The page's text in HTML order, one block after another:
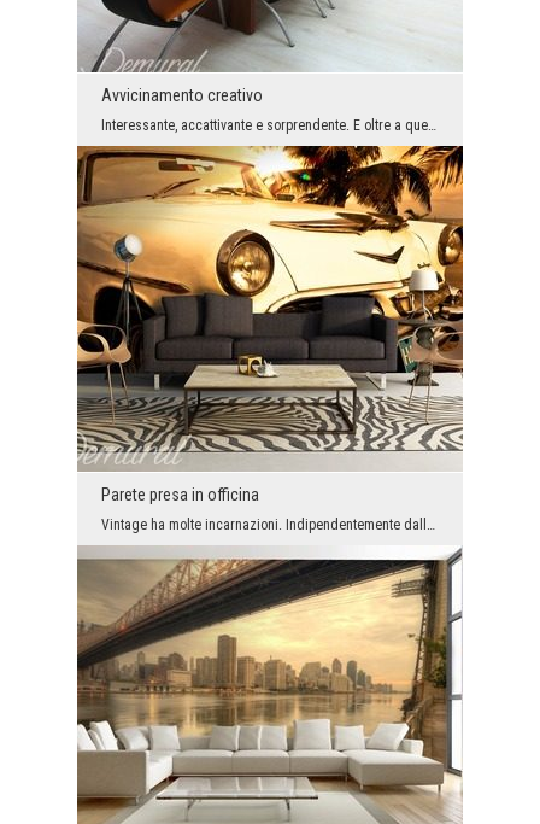
Avvicinamento creativo
Interessante, accattivante e sorprendente. E oltre a questo è la prova migliore che i carte da pa...
Parete presa in officina
Vintage ha molte incarnazioni. Indipendentemente dalla sua forma - gli accessori retro non smette...